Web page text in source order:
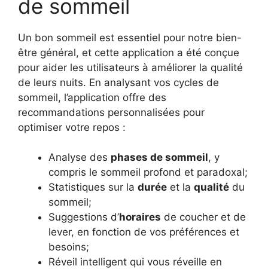
de sommeil
Un bon sommeil est essentiel pour notre bien-
être général, et cette application a été conçue
pour aider les utilisateurs à améliorer la qualité
de leurs nuits. En analysant vos cycles de
sommeil, l’application offre des
recommandations personnalisées pour
optimiser votre repos :
Analyse des phases de sommeil, y
compris le sommeil profond et paradoxal;
Statistiques sur la durée et la qualité du
sommeil;
Suggestions d’horaires de coucher et de
lever, en fonction de vos préférences et
besoins;
Réveil intelligent qui vous réveille en